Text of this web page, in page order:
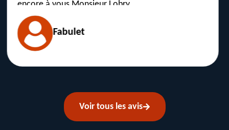
JL
Voir tous les avis